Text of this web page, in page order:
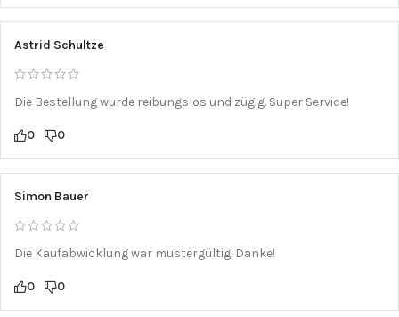
Astrid Schultze
Die Bestellung wurde reibungslos und zügig. Super Service!
0 0
Simon Bauer
Die Kaufabwicklung war mustergültig. Danke!
0 0